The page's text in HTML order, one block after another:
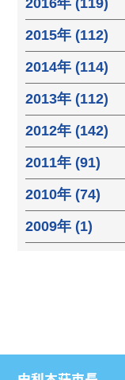
2016年 (119)
2015年 (112)
2014年 (114)
2013年 (112)
2012年 (142)
2011年 (91)
2010年 (74)
2009年 (1)